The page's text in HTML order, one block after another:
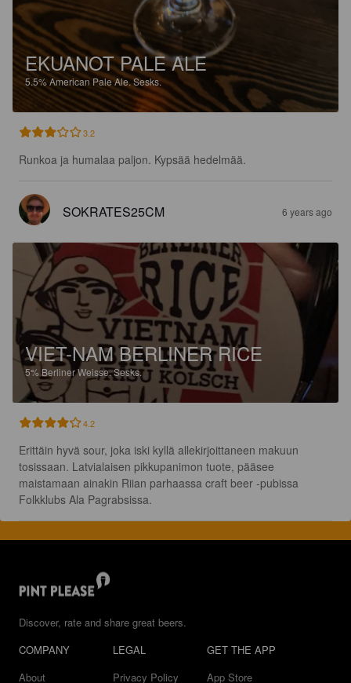
EKUANOT PALE ALE
5.5%American Pale Ale.Sesks.
3.2
Runkoa ja humalaa paljon. Kypsää hedelmää.
SOKRATES25CM 6 years ago
VIET-NAM BERLINER RICE
5%Berliner Weisse.Sesks.
4.2
Erittäin hyvä sour, joka iski kyllä allekirjoittaneen makuun
tosissaan. Latvialaisen pikkupanimon tuote, pääsee
maistamaan ainakin Riian parhaassa craft beer -pubissa
Folkklubs Ala Pagrabsissa.
Discover, rate and share great beers.
COMPANY
About
LEGAL
Privacy Policy
GET THE APP
App Store